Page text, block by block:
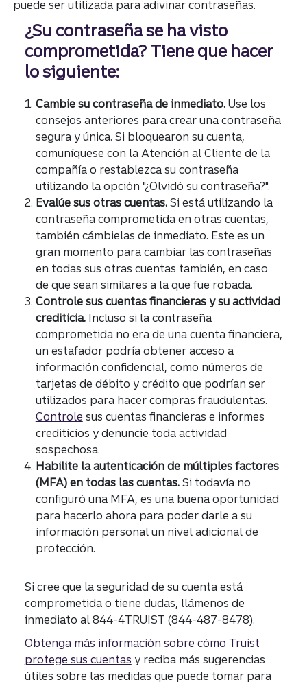
puede ser utilizada para adivinar contraseñas.
¿Su contraseña se ha visto
comprometida? Tiene que hacer
lo siguiente:
Cambie su contraseña de inmediato. Use los
consejos anteriores para crear una contraseña
segura y única. Si bloquearon su cuenta,
comuníquese con la Atención al Cliente de la
compañía o restablezca su contraseña
utilizando la opción "¿Olvidó su contraseña?".
Evalúe sus otras cuentas.Si está utilizando la
contraseña comprometida en otras cuentas,
también cámbielas de inmediato. Este es un
gran momento para cambiar las contraseñas
en todas sus otras cuentas también, en caso
de que sean similares a la que fue robada.
Controle sus cuentas financieras y su actividad
crediticia. Incluso si la contraseña
comprometida no era de una cuenta financiera,
un estafador podría obtener acceso a
información confidencial, como números de
tarjetas de débito y crédito que podrían ser
utilizados para hacer compras fraudulentas.
Controle sus cuentas financieras e informes
crediticios y denuncie toda actividad
sospechosa.
Habilite la autenticación de múltiples factores
(MFA) en todas las cuentas.Si todavía no
configuró una MFA, es una buena oportunidad
para hacerlo ahora para poder darle a su
información personal un nivel adicional de
protección.
Si cree que la seguridad de su cuenta está
comprometida o tiene dudas, llámenos de
inmediato al 844-4TRUIST (844-487-8478).
Obtenga más información sobre cómo Truist
protege sus cuentas y reciba más sugerencias
útiles sobre las medidas que puede tomar para